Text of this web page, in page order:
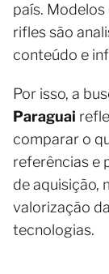
país.
rifles são
conteúdo e
Por isso, a
Paraguai
comparar o
referências e
de aquisição,
valorização
tecnologias.